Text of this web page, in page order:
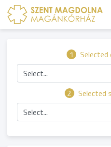
1
Select...
2
Selected
Select...